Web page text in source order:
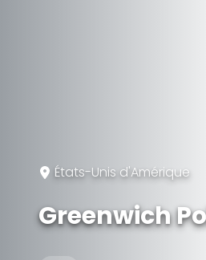
États-Unis d'Amérique
Greenwich